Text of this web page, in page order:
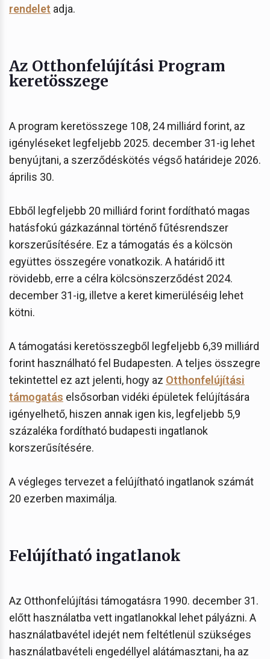
rendelet adja.
Az Otthonfelújítási Program
keretösszege
A program keretösszege 108, 24 milliárd forint, az
igényléseket legfeljebb 2025. december 31-ig lehet
benyújtani, a szerződéskötés végső határideje 2026.
április 30.
Ebből legfeljebb 20 milliárd forint fordítható magas
hatásfokú gázkazánnal történő fűtésrendszer
korszerűsítésére. Ez a támogatás és a kölcsön
együttes összegére vonatkozik. A határidő itt
rövidebb, erre a célra kölcsönszerződést 2024.
december 31-ig, illetve a keret kimerüléséig lehet
kötni.
A támogatási keretösszegből legfeljebb 6,39 milliárd
forint használható fel Budapesten. A teljes összegre
tekintettel ez azt jelenti, hogy az Otthonfelújítási
támogatás elsősorban vidéki épületek felújítására
igényelhető, hiszen annak igen kis, legfeljebb 5,9
százaléka fordítható budapesti ingatlanok
korszerűsítésére.
A végleges tervezet a felújítható ingatlanok számát
20 ezerben maximálja.
Felújítható ingatlanok
Az Otthonfelújítási támogatásra 1990. december 31.
előtt használatba vett ingatlanokkal lehet pályázni. A
használatbavétel idejét nem feltétlenül szükséges
használatbavételi engedéllyel alátámasztani, ha az